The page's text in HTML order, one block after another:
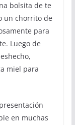
bolsita de te
un chorrito de
para
Luego de
miel para
en muchas